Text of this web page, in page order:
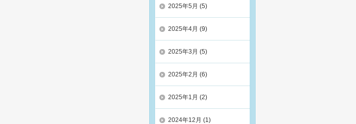
2025年5月 (5)
2025年4月 (9)
2025年3月 (5)
2025年2月 (6)
2025年1月 (2)
2024年12月 (1)